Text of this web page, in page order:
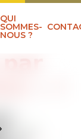
QUI
SOMMES-
NOUS ?